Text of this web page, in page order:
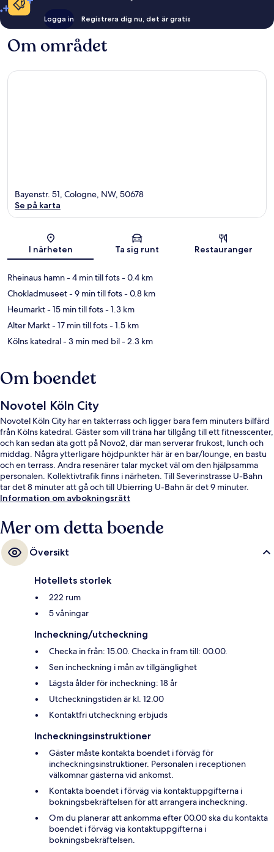
Logga in Registrera dig nu, det är gratis
Om området
Karta
Bayenstr. 51, Cologne, NW, 50678
Se på karta
I närheten Ta sig runt Restauranger
Rheinaus hamn- 4 min till fots- 0.4 km
Chokladmuseet- 9 min till fots- 0.8 km
Heumarkt- 15 min till fots- 1.3 km
Alter Markt- 17 min till fots- 1.5 km
Kölns katedral- 3 min med bil- 2.3 km
Om boendet
Novotel Köln City
Novotel Köln City har en takterrass och ligger bara fem minuters bilfärd
från Kölns katedral. Gäster som vill träna har tillgång till ett fitnesscenter,
och kan sedan äta gott på Novo2, där man serverar frukost, lunch och
middag. Några ytterligare höjdpunkter här är en bar/lounge, en bastu
och en terrass. Andra resenärer talar mycket väl om den hjälpsamma
personalen. Kollektivtrafik finns i närheten. Till Severinstrasse U-Bahn
tar det 8 minuter att gå och till Ubierring U-Bahn är det 9 minuter.
Information om avbokningsrätt
Mer om detta boende
Översikt
Hotellets storlek
222 rum
5 våningar
Incheckning/utcheckning
Checka in från: 15.00. Checka in fram till: 00.00.
Sen incheckning i mån av tillgänglighet
Lägsta ålder för incheckning: 18 år
Utcheckningstiden är kl. 12.00
Kontaktfri utcheckning erbjuds
Incheckningsinstruktioner
Gäster måste kontakta boendet i förväg för
incheckningsinstruktioner. Personalen i receptionen
välkomnar gästerna vid ankomst.
Kontakta boendet i förväg via kontaktuppgifterna i
bokningsbekräftelsen för att arrangera incheckning.
Om du planerar att ankomma efter 00.00 ska du kontakta
boendet i förväg via kontaktuppgifterna i
bokningsbekräftelsen.